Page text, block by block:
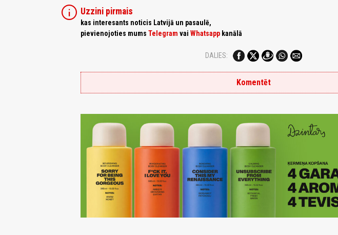
info Uzzini pirmais
kas interesants noticis Latvijā un pasaulē,
pievienojoties mums Telegram vai Whatsapp kanālā
DALIES:
Komentēt